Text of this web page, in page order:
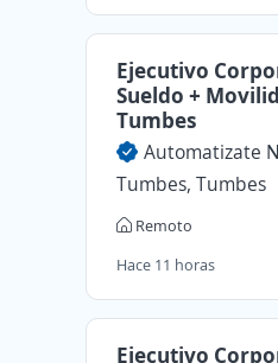
Ejecutivo
Sueldo +
Tumbes
Automatizate
Tumbes, Tumbes
Remoto
Hace 11 horas
Ejecutivo